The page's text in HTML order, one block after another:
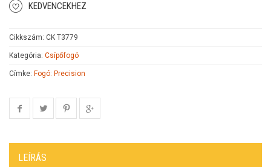
KEDVENCEKHEZ
Cikkszám: CK T3779
Kategória: Csípőfogó
Címke: Fogó: Precision
LEÍRÁS